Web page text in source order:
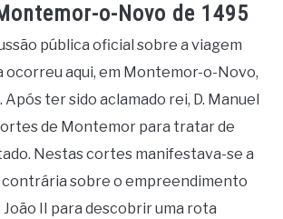
o-Novo de 1495
pública oficial sobre a viagem
ocorreu aqui, em Montemor-o-Novo,
Após ter sido aclamado rei, D. Manuel
de Montemor para tratar de
Nestas cortes manifestava-se a
sobre o empreendimento
João II para descobrir uma rota